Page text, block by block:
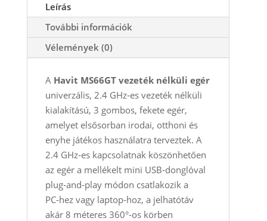
mennyiség
Leírás
További információk
Vélemények (0)
A Havit MS66GT vezeték nélküli egér
univerzális, 2.4 GHz‑es vezeték nélküli
kialakítású, 3 gombos, fekete egér,
amelyet elsősorban irodai, otthoni és
enyhe játékos használatra terveztek. A
2.4 GHz‑es kapcsolatnak köszönhetően
az egér a mellékelt mini USB‑donglóval
plug‑and‑play módon csatlakozik a
PC‑hez vagy laptop‑hoz, a jelhatótáv
akár 8 méteres 360°‑os körben